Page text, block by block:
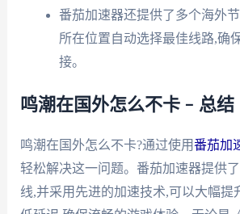
番茄加速器还提供了多个海外
所在位置自动选择最佳线路,确
接。
鸣潮在国外怎么不卡 – 总结
鸣潮在国外怎么不卡?通过使用番茄加
轻松解决这一问题。番茄加速器提供
线,并采用先进的加速技术,可以大幅提